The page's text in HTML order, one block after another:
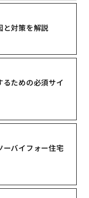
と対策を解説
ための必須サイ
ーバイフォー住宅